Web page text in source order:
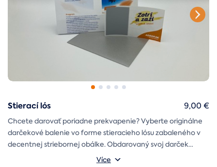
Stierací lós
Chcete darovať poriadne prekvapenie? Vyberte originálne
darčekové balenie vo forme stieracieho lósu zabaleného v
decentnej striebornej obálke. Obdarovaný svoj darček
objaví až po chvíľke napätia počas stierania. Jedno je isté, u
Více
9,00 €